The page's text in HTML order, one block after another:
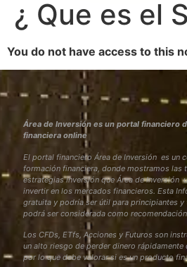
¿ Que es el
You do not have access to this
Área de Inversión es un portal financiero
financiera online
El portal financiero Área de Inversión es un
formación financiera, donde mostramos las
estrategias inversión que Área de Inversión
invertir en los mercados financieros. Esta
gratuita y podría ser útil para principiantes y
podrá ser considerada como
Los CFDs, ETfs, Acciones y Futuros son
un alto riesgo de perder dinero rápidamente
por lo que debe valorar si es un producto